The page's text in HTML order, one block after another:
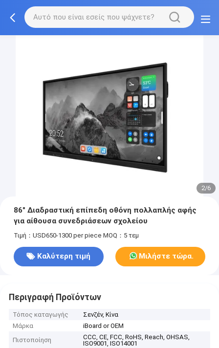
2/6
86" Διαδραστική επίπεδη οθόνη πολλαπλής αφής
για αίθουσα συνεδριάσεων σχολείου
Τιμή：USD650-1300 per piece MOQ：5 τεμ
Καλύτερη τιμή Μιλήστε τώρα.
Περιγραφή Προϊόντων
Τόπος καταγωγής
Σενζέν, Κίνα
Μάρκα
iBoard or OEM
Πιστοποίηση
CCC, CE, FCC, RoHS, Reach, OHSAS,
ISO9001, ISO14001